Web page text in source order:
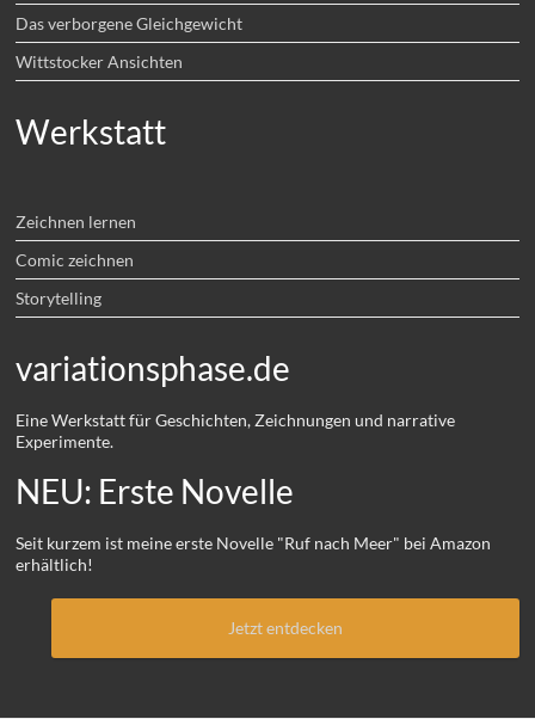
Das verborgene Gleichgewicht
Wittstocker Ansichten
Werkstatt
Zeichnen lernen
Comic zeichnen
Storytelling
variationsphase.de
Eine Werkstatt für Geschichten, Zeichnungen und narrative
Experimente.
NEU: Erste Novelle
Seit kurzem ist meine erste Novelle "Ruf nach Meer" bei Amazon
erhältlich!
Jetzt entdecken